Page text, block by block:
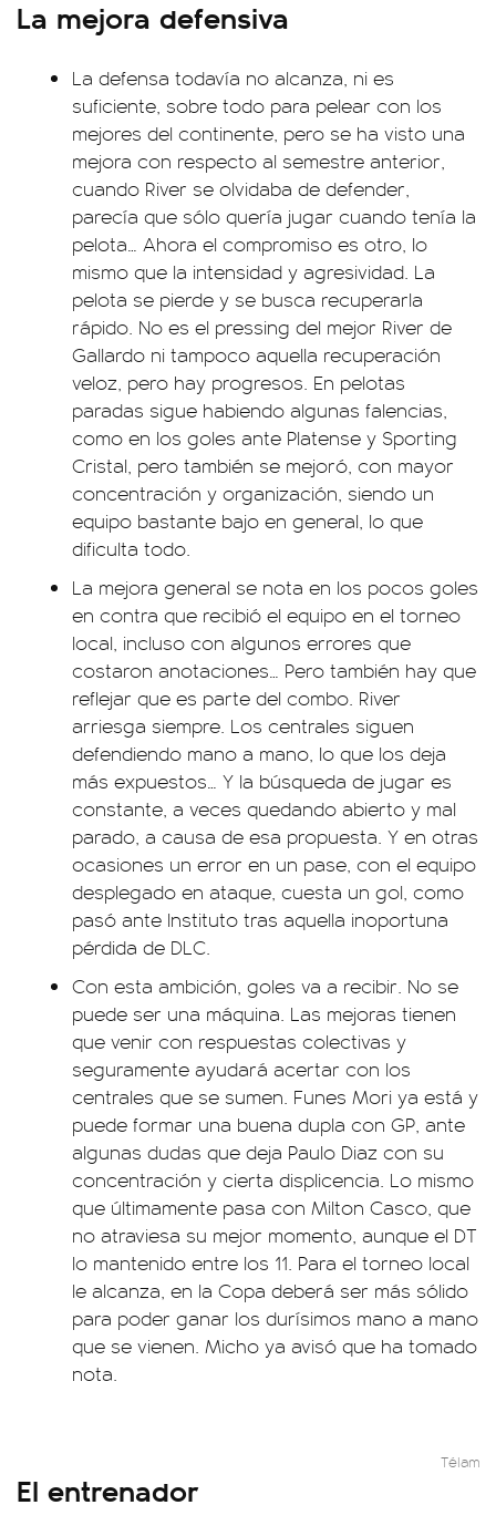
La mejora defensiva
La defensa todavía no alcanza, ni es
suficiente, sobre todo para pelear con los
mejores del continente, pero se ha visto una
mejora con respecto al semestre anterior,
cuando River se olvidaba de defender,
parecía que sólo quería jugar cuando tenía la
pelota… Ahora el compromiso es otro, lo
mismo que la intensidad y agresividad. La
pelota se pierde y se busca recuperarla
rápido. No es el pressing del mejor River de
Gallardo ni tampoco aquella recuperación
veloz, pero hay progresos. En pelotas
paradas sigue habiendo algunas falencias,
como en los goles ante Platense y Sporting
Cristal, pero también se mejoró, con mayor
concentración y organización, siendo un
equipo bastante bajo en general, lo que
dificulta todo.
La mejora general se nota en los pocos goles
en contra que recibió el equipo en el torneo
local, incluso con algunos errores que
costaron anotaciones… Pero también hay que
reflejar que es parte del combo. River
arriesga siempre. Los centrales siguen
defendiendo mano a mano, lo que los deja
más expuestos… Y la búsqueda de jugar es
constante, a veces quedando abierto y mal
parado, a causa de esa propuesta. Y en otras
ocasiones un error en un pase, con el equipo
desplegado en ataque, cuesta un gol, como
pasó ante Instituto tras aquella inoportuna
pérdida de DLC.
Con esta ambición, goles va a recibir. No se
puede ser una máquina. Las mejoras tienen
que venir con respuestas colectivas y
seguramente ayudará acertar con los
centrales que se sumen. Funes Mori ya está y
puede formar una buena dupla con GP, ante
algunas dudas que deja Paulo Diaz con su
concentración y cierta displicencia. Lo mismo
que últimamente pasa con Milton Casco, que
no atraviesa su mejor momento, aunque el DT
lo mantenido entre los 11. Para el torneo local
le alcanza, en la Copa deberá ser más sólido
para poder ganar los durísimos mano a mano
que se vienen. Micho ya avisó que ha tomado
nota.
Télam
El entrenador